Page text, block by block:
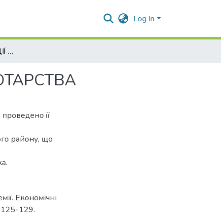
Log In
ОЦІНКА КОНКУРЕНЦІЇ НА РИНКУ ПРОДУКЦІЇ СКОТАРСТВА
проведено її
району, що
Економічні
125-129.